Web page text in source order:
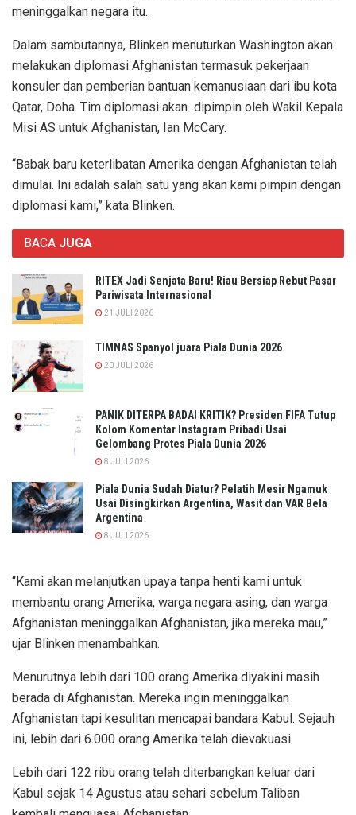
meninggalkan negara itu.
Dalam sambutannya, Blinken menuturkan Washington akan
melakukan diplomasi Afghanistan termasuk pekerjaan
konsuler dan pemberian bantuan kemanusiaan dari ibu kota
Qatar, Doha. Tim diplomasi akan dipimpin oleh Wakil Kepala
Misi AS untuk Afghanistan, Ian McCary.
“Babak baru keterlibatan Amerika dengan Afghanistan telah
dimulai. Ini adalah salah satu yang akan kami pimpin dengan
diplomasi kami,” kata Blinken.
BACA JUGA
RITEX Jadi Senjata Baru! Riau Bersiap Rebut Pasar
Pariwisata Internasional
21 JULI 2026
TIMNAS Spanyol juara Piala Dunia 2026
20 JULI 2026
PANIK DITERPA BADAI KRITIK? Presiden FIFA Tutup
Kolom Komentar Instagram Pribadi Usai
Gelombang Protes Piala Dunia 2026
8 JULI 2026
Piala Dunia Sudah Diatur? Pelatih Mesir Ngamuk
Usai Disingkirkan Argentina, Wasit dan VAR Bela
Argentina
8 JULI 2026
“Kami akan melanjutkan upaya tanpa henti kami untuk
membantu orang Amerika, warga negara asing, dan warga
Afghanistan meninggalkan Afghanistan, jika mereka mau,”
ujar Blinken menambahkan.
Menurutnya lebih dari 100 orang Amerika diyakini masih
berada di Afghanistan. Mereka ingin meninggalkan
Afghanistan tapi kesulitan mencapai bandara Kabul. Sejauh
ini, lebih dari 6.000 orang Amerika telah dievakuasi.
Lebih dari 122 ribu orang telah diterbangkan keluar dari
Kabul sejak 14 Agustus atau sehari sebelum Taliban